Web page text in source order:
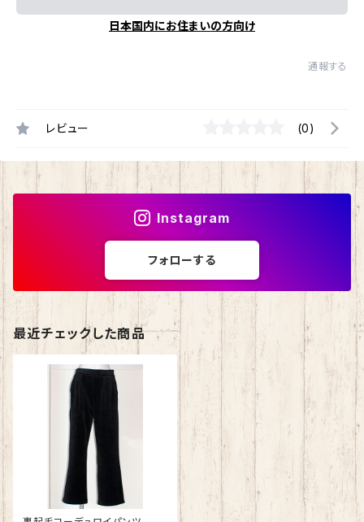
日本国内にお住まいの方向け
通報する
レビュー (0)
Instagram
フォローする
最近チェックした商品